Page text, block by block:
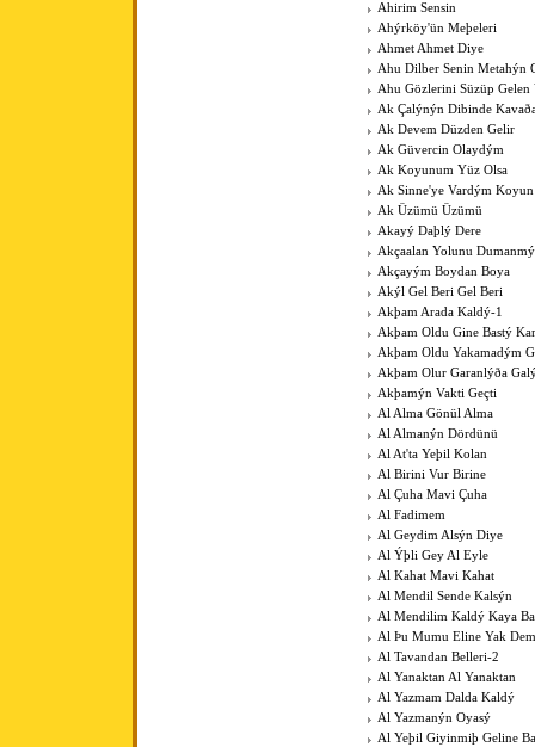
Ahirim Sensin
Ahýrköy'ün Meþeleri
Ahmet Ahmet Diye
Ahu Dilber Senin Metahýn
Ahu Gözlerini Süzüp Gelen
Ak Çalýnýn Dibinde
Ak Devem Düzden Gelir
Ak Güvercin Olaydým
Ak Koyunum Yüz Olsa
Ak Sinne'ye Vardým Koyun
Ak Üzümü Üzümü
Akayý Daþlý Dere
Akçaalan Yolunu
Akçayým Boydan Boya
Akýl Gel Beri Gel Beri
Akþam Arada Kaldý-1
Akþam Oldu Gine Bastý
Akþam Oldu Yakamadým
Akþam Olur Garanlýða
Akþamýn Vakti Geçti
Al Alma Gönül Alma
Al Almanýn Dördünü
Al At'ta Yeþil Kolan
Al Birini Vur Birine
Al Çuha Mavi Çuha
Al Fadimem
Al Geydim Alsýn Diye
Al Ýþli Gey Al Eyle
Al Kahat Mavi Kahat
Al Mendil Sende Kalsýn
Al Mendilim Kaldý Kaya
Al Þu Mumu Eline Yak
Al Tavandan Belleri-2
Al Yanaktan Al Yanaktan
Al Yazmam Dalda Kaldý
Al Yazmanýn Oyasý
Al Yeþil Giyinmiþ Geline